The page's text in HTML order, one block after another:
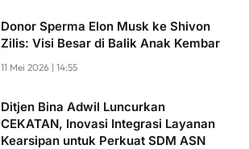
Donor Sperma Elon Musk ke Shivon
Zilis: Visi Besar di Balik Anak Kembar
11 Mei 2026 | 14:55
Ditjen Bina Adwil Luncurkan
CEKATAN, Inovasi Integrasi Layanan
Kearsipan untuk Perkuat SDM ASN